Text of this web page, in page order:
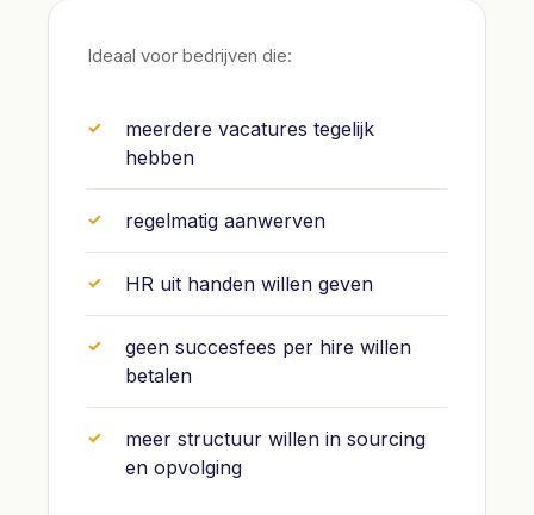
Ideaal voor bedrijven die:
meerdere vacatures tegelijk
hebben
regelmatig aanwerven
HR uit handen willen geven
geen succesfees per hire willen
betalen
meer structuur willen in sourcing
en opvolging